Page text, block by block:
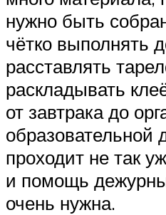
нужно быть
чётко выполнять
расставлять
раскладывать
от завтрака до
образовательной
проходит не так
и помощь
очень нужна.